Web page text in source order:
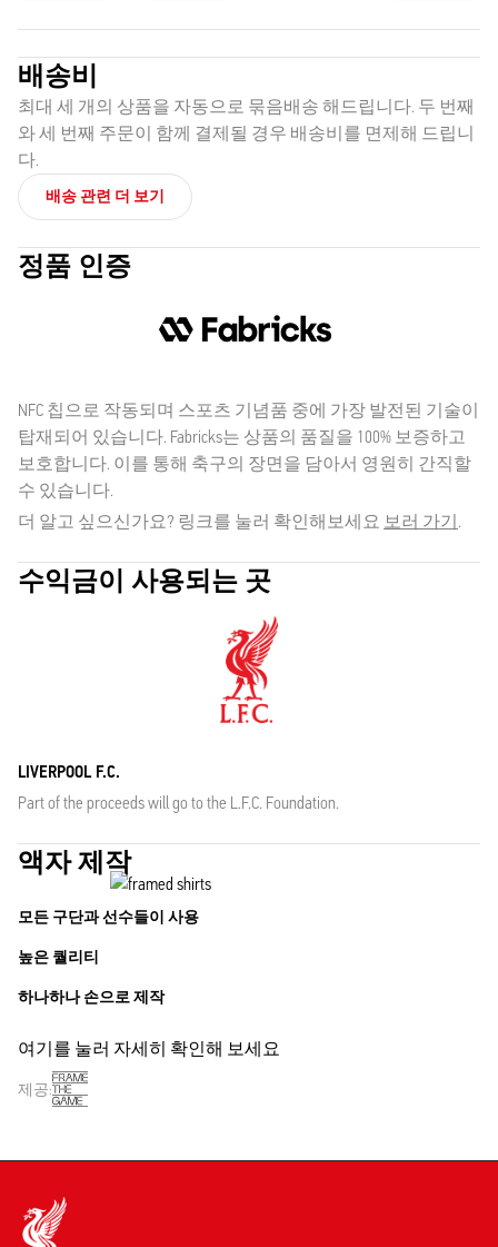
배송비
최대 세 개의 상품을 자동으로 묶음배송 해드립니다. 두 번째
와 세 번째 주문이 함께 결제될 경우 배송비를 면제해 드립니
다.
배송 관련 더 보기
정품 인증
NFC 칩으로 작동되며 스포츠 기념품 중에 가장 발전된 기술이
탑재되어 있습니다. Fabricks는 상품의 품질을 100% 보증하고
보호합니다. 이를 통해 축구의 장면을 담아서 영원히 간직할
수 있습니다.
더 알고 싶으신가요? 링크를 눌러 확인해보세요 보러 가기.
수익금이 사용되는 곳
LIVERPOOL F.C.
Part of the proceeds will go to the L.F.C. Foundation.
액자 제작
모든 구단과 선수들이 사용
높은 퀄리티
하나하나 손으로 제작
여기를 눌러 자세히 확인해 보세요
제공: